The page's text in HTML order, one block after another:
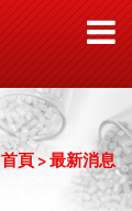
首頁 > 最新消息